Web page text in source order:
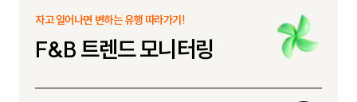
기
자고 일어나면 변하는 유행 따라가기!
F&B 트렌드 모니터링